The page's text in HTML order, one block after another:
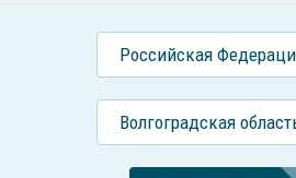
Российcкая
Волгоградская